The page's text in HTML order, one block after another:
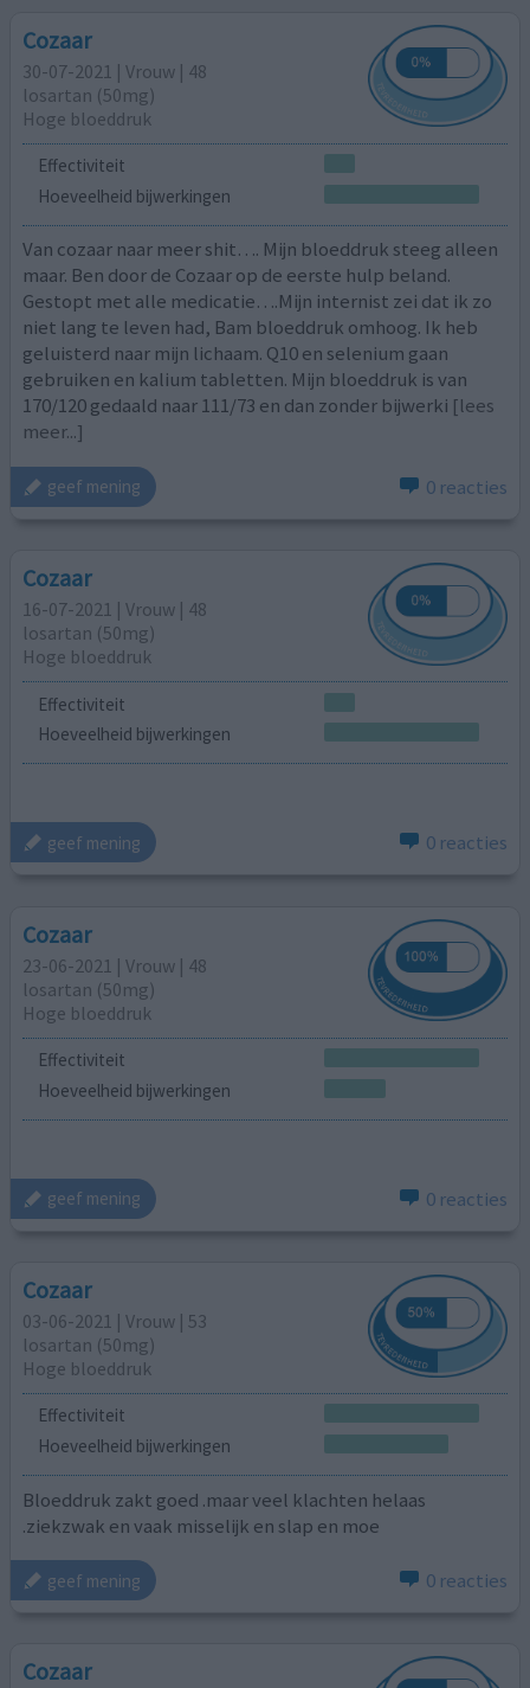
Cozaar
30-07-2021 | Vrouw | 48
losartan (50mg)
Hoge bloeddruk
Effectiviteit
Hoeveelheid bijwerkingen
Van cozaar naar meer shit…. Mijn bloeddruk steeg alleen
maar. Ben door de Cozaar op de eerste hulp beland.
Gestopt met alle medicatie….Mijn internist zei dat ik zo
niet lang te leven had, Bam bloeddruk omhoog. Ik heb
geluisterd naar mijn lichaam. Q10 en selenium gaan
gebruiken en kalium tabletten. Mijn bloeddruk is van
170/120 gedaald naar 111/73 en dan zonder bijwerki [lees
meer...]
geef mening 0 reacties
Cozaar
16-07-2021 | Vrouw | 48
losartan (50mg)
Hoge bloeddruk
Effectiviteit
Hoeveelheid bijwerkingen
geef mening 0 reacties
Cozaar
23-06-2021 | Vrouw | 48
losartan (50mg)
Hoge bloeddruk
Effectiviteit
Hoeveelheid bijwerkingen
geef mening 0 reacties
Cozaar
03-06-2021 | Vrouw | 53
losartan (50mg)
Hoge bloeddruk
Effectiviteit
Hoeveelheid bijwerkingen
Bloeddruk zakt goed .maar veel klachten helaas
.ziekzwak en vaak misselijk en slap en moe
geef mening 0 reacties
Cozaar